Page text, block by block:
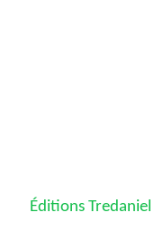
Éditions Tredaniel